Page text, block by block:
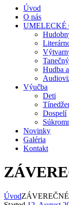
Úvod
O nás
UMELECKÉ
Hudba
Výučba
Deti
Dospelí
Novinky
Galéria
Kontakt
Úvod